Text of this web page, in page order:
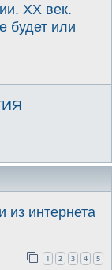
ХХ век.
будет или
из интернета
1 2 3 4 5